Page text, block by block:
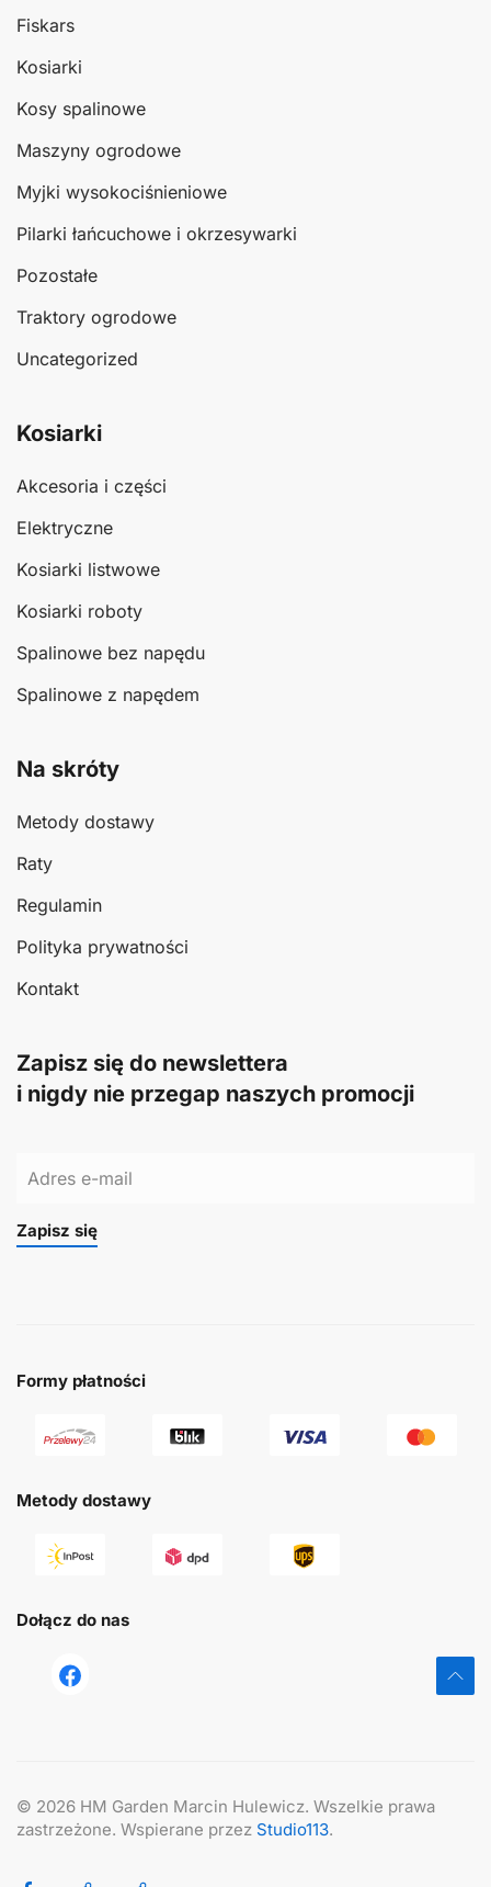
Fiskars
Kosiarki
Kosy spalinowe
Maszyny ogrodowe
Myjki wysokociśnieniowe
Pilarki łańcuchowe i okrzesywarki
Pozostałe
Traktory ogrodowe
Uncategorized
Kosiarki
Akcesoria i części
Elektryczne
Kosiarki listwowe
Kosiarki roboty
Spalinowe bez napędu
Spalinowe z napędem
Na skróty
Metody dostawy
Raty
Regulamin
Polityka prywatności
Kontakt
Zapisz się do newslettera
i nigdy nie przegap naszych promocji
Zapisz się
Formy płatności
Metody dostawy
Dołącz do nas
© 2026 HM Garden Marcin Hulewicz. Wszelkie prawa
zastrzeżone. Wspierane przez Studio113.